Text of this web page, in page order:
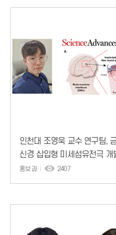
인천대 조영욱 교수 연구팀,
신경 삽입형 미세섬유전극 개
홍보과 2407